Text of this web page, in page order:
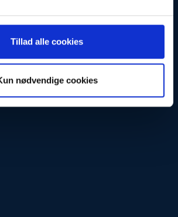
Tillad alle cookies
nødvendige cookies
handle her